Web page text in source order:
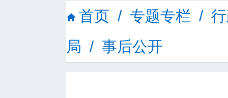
首页 / 专题专栏 /
局 / 事后公开